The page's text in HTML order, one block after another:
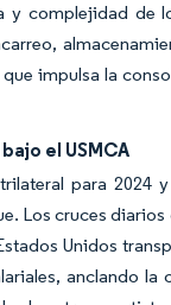
y complejidad
impulsa la
el USMCA
para
Los cruces
Unidos
anclando